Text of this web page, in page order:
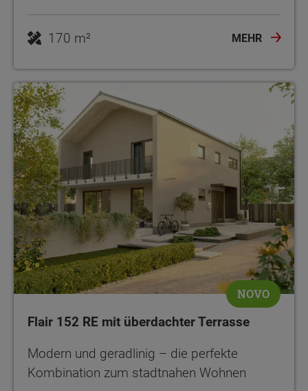
170 m² MEHR
NOVO
Flair 152 RE mit überdachter Terrasse
Modern und geradlinig – die perfekte
Kombination zum stadtnahen Wohnen